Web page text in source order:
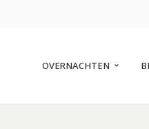
OVERNACHTEN